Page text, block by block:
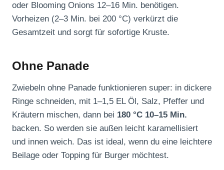
oder Blooming Onions 12–16 Min. benötigen.
Vorheizen (2–3 Min. bei 200 °C) verkürzt die
Gesamtzeit und sorgt für sofortige Kruste.
Ohne Panade
Zwiebeln ohne Panade funktionieren super: in dickere
Ringe schneiden, mit 1–1,5 EL Öl, Salz, Pfeffer und
Kräutern mischen, dann bei 180 °C 10–15 Min.
backen. So werden sie außen leicht karamellisiert
und innen weich. Das ist ideal, wenn du eine leichtere
Beilage oder Topping für Burger möchtest.